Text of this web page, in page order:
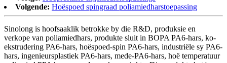
Volgende: Hoëspoed spingraad poliamiedharstoepassing
Sinolong is hoofsaaklik betrokke by die R&D, produksie en
verkope van poliamiedhars, produkte sluit in BOPA PA6-hars, ko-
ekstrudering PA6-hars, hoëspoed-spin PA6-hars, industriële sy PA6-
hars, ingenieursplastiek PA6-hars, mede-PA6-hars, hoë temperatuur